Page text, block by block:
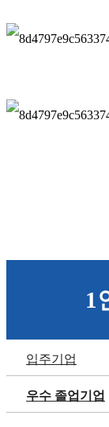
1
입주기업
우수 졸업기업